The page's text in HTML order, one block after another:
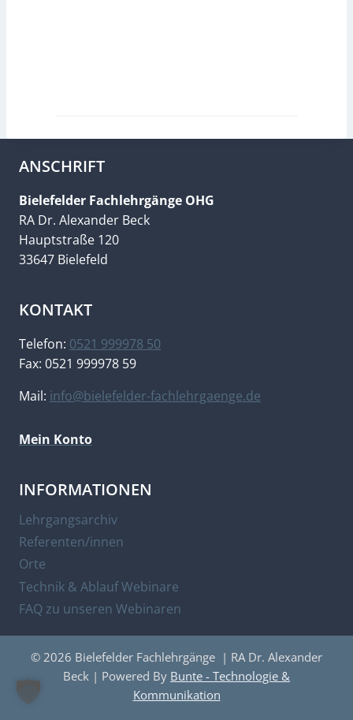
ANSCHRIFT
Bielefelder Fachlehrgänge OHG
RA Dr. Alexander Beck
Hauptstraße 120
33647 Bielefeld
KONTAKT
Telefon: 0521 999978 50
Fax: 0521 999978 59
Mail: info@bielefelder-fachlehrgaenge.de
Mein Konto
INFORMATIONEN
Lehrgangsarchiv
Referenten/innen
Orte
Technik & Ablauf Webinare
FAQ zu unseren Webinaren
© 2026 Bielefelder Fachlehrgänge | RA Dr. Alexander
Beck | Powered By Bunte - Technologie &
Kommunikation